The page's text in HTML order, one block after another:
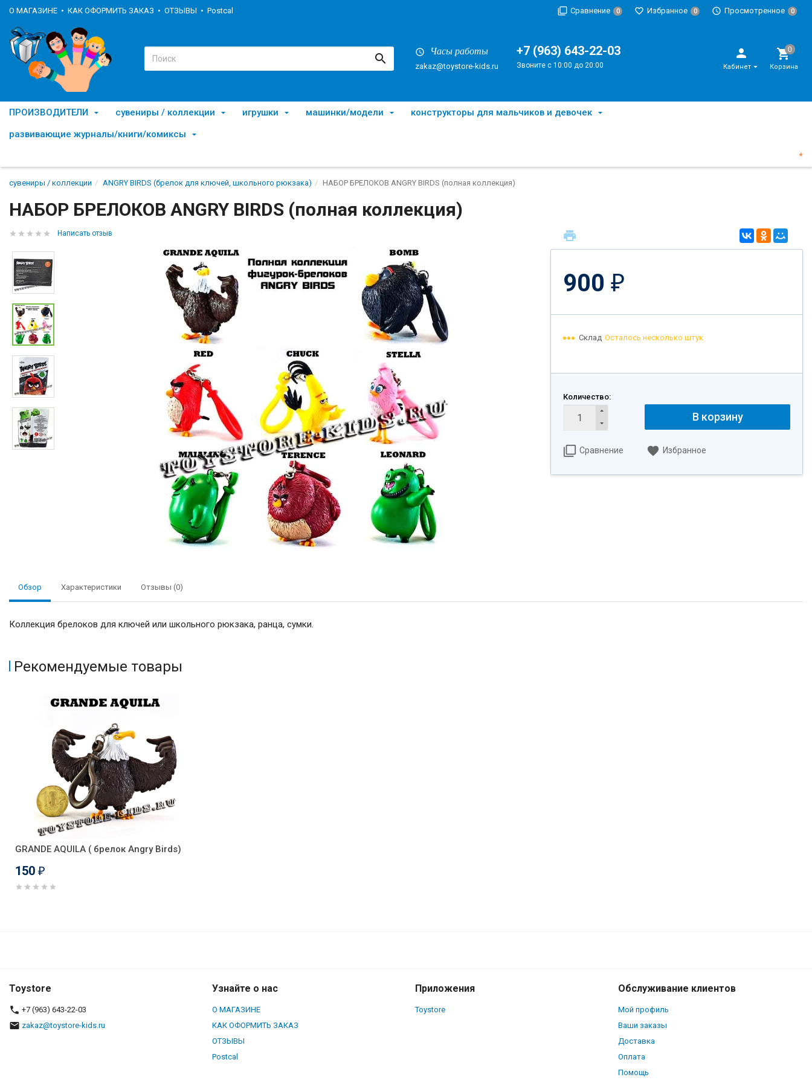
О МАГАЗИНЕ КАК ОФОРМИТЬ ЗАКАЗ ОТЗЫВЫ Postcal Сравнение 0 Избранное 0 Просмотренное 0
Часы работы
zakaz@toystore-kids.ru
+7 (963) 643-22-03
Звоните с 10:00 до 20:00 Кабинет Корзина
ПРОИЗВОДИТЕЛИ сувениры / коллекции игрушки машинки/модели
конструкторы для мальчиков и девочек
развивающие журналы/книги/комиксы
*
сувениры / коллекции ANGRY BIRDS (брелок для ключей, школьного рюкзака) НАБОР БРЕЛОКОВ ANGRY BIRDS (полная коллекция)
НАБОР БРЕЛОКОВ ANGRY BIRDS (полная коллекция)
Написать отзыв
900 ₽
Склад Осталось несколько штук
Количество:
В корзину
Сравнение Избранное
Обзор Характеристики Отзывы (0)
Коллекция брелоков для ключей или школьного рюкзака, ранца, сумки.
Рекомендуемые товары
GRANDE AQUILA ( брелок Angry Birds)
150 ₽
Toystore
+7 (963) 643-22-03
zakaz@toystore-kids.ru
Узнайте о нас
О МАГАЗИНЕ
КАК ОФОРМИТЬ ЗАКАЗ
ОТЗЫВЫ
Postcal
Приложения
Toystore
Обслуживание клиентов
Мой профиль
Ваши заказы
Доставка
Оплата
Помощь